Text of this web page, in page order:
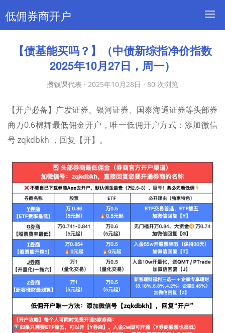
低佣券商开户
【债基能买吗？】（中债新综指净价指数
2025年10月27日，周一）
攒钱课代表 · 2025年10月28日 · 80 次浏览
【开户必备】广发证券、银河证券、国泰海通证券等头部券
商万0.6棉舞最低佣金开户，唯一低佣开户方式：添加微信
号 zqkdbkh ，回复【开】。